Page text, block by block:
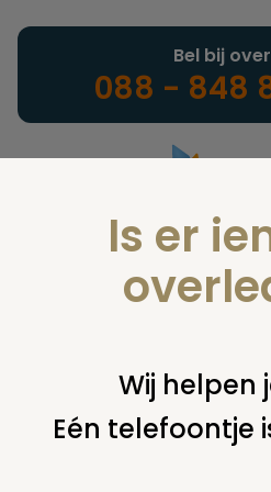
Landelijke
Bel bij
088 - 848
U bent hier: home notarieel
Is er
Wij helpen
Eén telefoontje